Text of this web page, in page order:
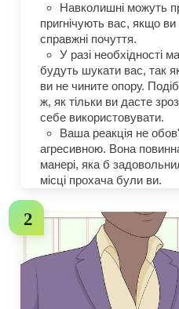
Навколишні можуть
пригнічують вас, якщо ви
справжні почуття.
У разі необхідності
будуть шукати вас, так
ви не чините опору.
ж, як тільки ви дасте
себе використовувати.
Ваша реакція не
агресивною. Вона
манері, яка б
місці прохача були ви.